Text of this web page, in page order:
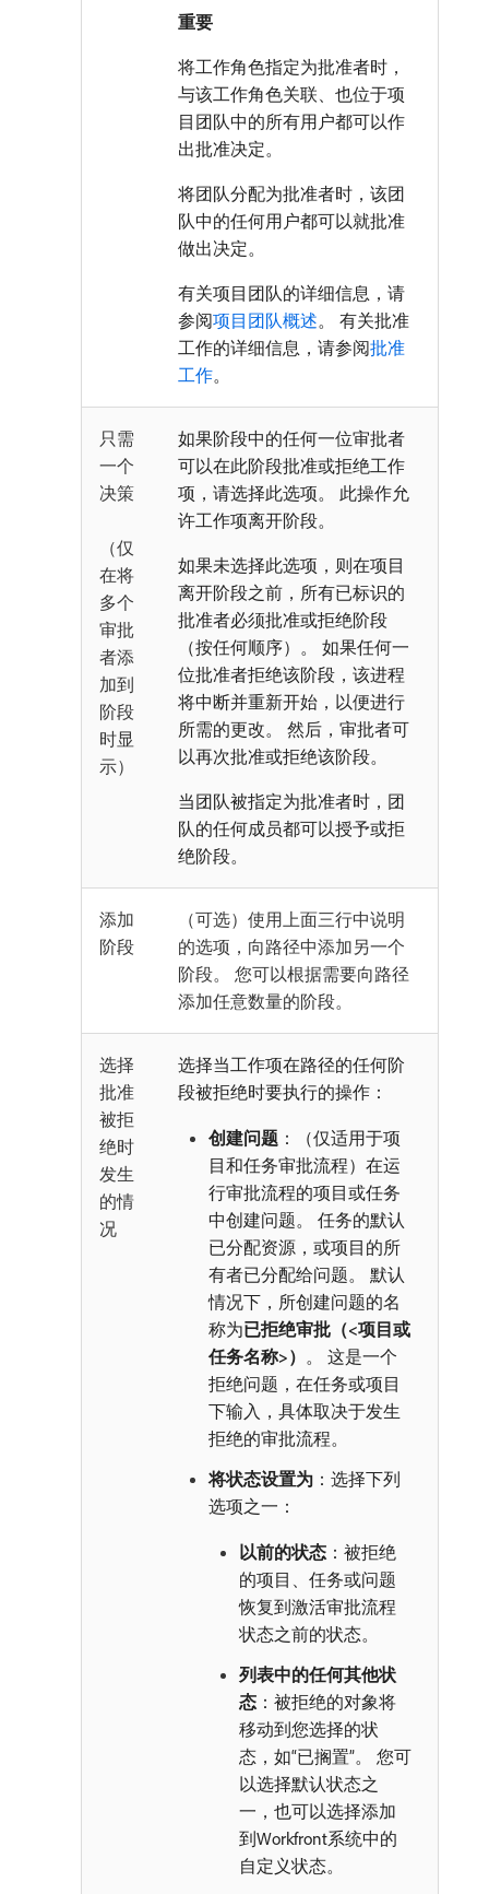
重要
将工作角色指定为批准者时，
与该工作角色关联、也位于项
目团队中的所有用户都可以作
出批准决定。
将团队分配为批准者时，该团
队中的任何用户都可以就批准
做出决定。
有关项目团队的详细信息，请
参阅项目团队概述。 有关批准
工作的详细信息，请参阅批准
工作。
只需
一个
决策
（仅
在将
多个
审批
者添
加到
阶段
时显
示）
如果阶段中的任何一位审批者
可以在此阶段批准或拒绝工作
项，请选择此选项。 此操作允
许工作项离开阶段。
如果未选择此选项，则在项目
离开阶段之前，所有已标识的
批准者必须批准或拒绝阶段
（按任何顺序）。 如果任何一
位批准者拒绝该阶段，该进程
将中断并重新开始，以便进行
所需的更改。 然后，审批者可
以再次批准或拒绝该阶段。
当团队被指定为批准者时，团
队的任何成员都可以授予或拒
绝阶段。
添加
阶段
（可选）使用上面三行中说明
的选项，向路径中添加另一个
阶段。 您可以根据需要向路径
添加任意数量的阶段。
选择
批准
被拒
绝时
发生
的情
况
选择当工作项在路径的任何阶
段被拒绝时要执行的操作：
创建问题 ：（仅适用于项
目和任务审批流程）在运
行审批流程的项目或任务
中创建问题。 任务的默认
已分配资源，或项目的所
有者已分配给问题。 默认
情况下，所创建问题的名
称为已拒绝审批（<项目或
任务名称>） 。 这是一个
拒绝问题，在任务或项目
下输入，具体取决于发生
拒绝的审批流程。
将状态设置为 ：选择下列
选项之一：
以前的状态 ：被拒绝
的项目、任务或问题
恢复到激活审批流程
状态之前的状态。
列表中的任何其他状
态 ：被拒绝的对象将
移动到您选择的状
态，如“已搁置”。 您可
以选择默认状态之
一，也可以选择添加
到Workfront系统中的
自定义状态。